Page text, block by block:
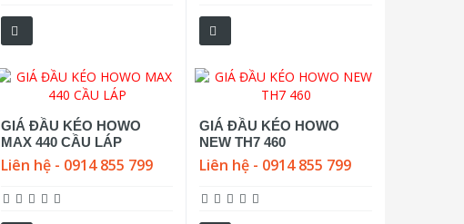
GIÁ ĐẦU KÉO HOWO
MAX 440 CẦU LÁP
Liên hệ - 0914 855 799
GIÁ ĐẦU KÉO HOWO
NEW TH7 460
Liên hệ - 0914 855 799